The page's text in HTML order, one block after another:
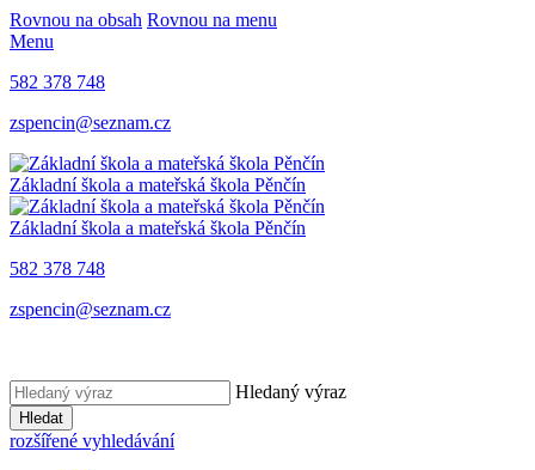
Rovnou na obsah Rovnou na menu
Menu
582 378 748
zspencin@seznam.cz
Základní škola a mateřská škola Pěnčín
Základní škola a mateřská škola Pěnčín
582 378 748
zspencin@seznam.cz
Hledaný výraz
Hledat
rozšířené vyhledávání